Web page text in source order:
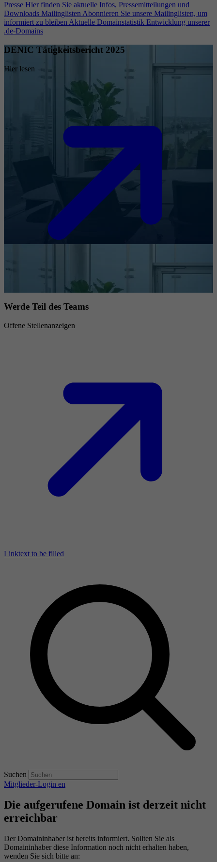
Presse Hier finden Sie aktuelle Infos, Pressemitteilungen und
Downloads Mailinglisten Abonnieren Sie unsere Mailinglisten, um
informiert zu bleiben Aktuelle Domainstatistik Entwicklung unserer
.de-Domains
DENIC Tätigkeitsbericht 2025
Hier lesen
Werde Teil des Teams
Offene Stellenanzeigen
Linktext to be filled
Suchen
Mitglieder-Login en
Die aufgerufene Domain ist derzeit nicht
erreichbar
Der Domaininhaber ist bereits informiert. Sollten Sie als
Domaininhaber diese Information noch nicht erhalten haben,
wenden Sie sich bitte an: